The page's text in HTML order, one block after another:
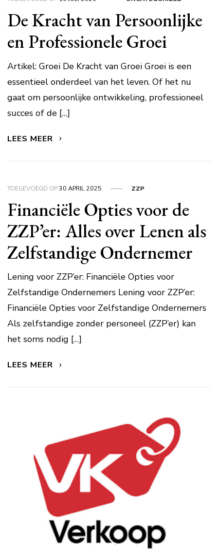
De Kracht van Persoonlijke
en Professionele Groei
Artikel: Groei De Kracht van Groei Groei is een
essentieel onderdeel van het leven. Of het nu
gaat om persoonlijke ontwikkeling, professioneel
succes of de […]
LEES MEER
TOEGEVOEGD OP30 APRIL 2025 ZZP
Financiële Opties voor de
ZZP’er: Alles over Lenen als
Zelfstandige Ondernemer
Lening voor ZZP’er: Financiële Opties voor
Zelfstandige Ondernemers Lening voor ZZP’er:
Financiële Opties voor Zelfstandige Ondernemers
Als zelfstandige zonder personeel (ZZP’er) kan
het soms nodig […]
LEES MEER